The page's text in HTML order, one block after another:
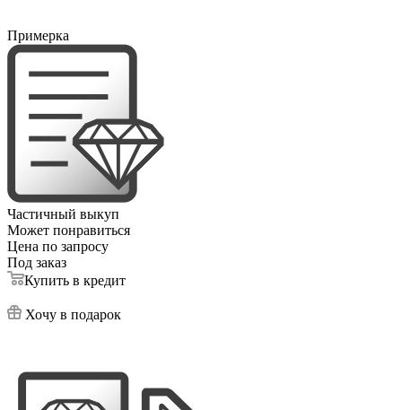
Примерка
Частичный выкуп
Может понравиться
Цена по запросу
Под заказ
Купить в кредит
Хочу в подарок